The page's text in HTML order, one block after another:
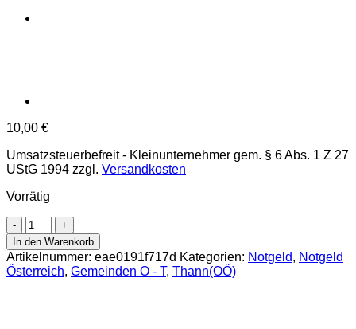
10,00 €
Umsatzsteuerbefreit - Kleinunternehmer gem. § 6 Abs. 1 Z 27
UStG 1994 zzgl. Versandkosten
Vorrätig
Thann(OÖ)
-
20,30,50,75
Heller
o.D.,
In den Warenkorb
Artikelnummer: eae0191f717d Kategorien: Notgeld, Notgeld
Österreich, Gemeinden O - T, Thann(OÖ)